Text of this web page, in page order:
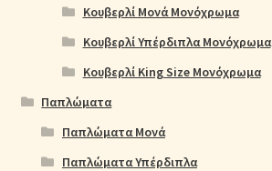
Κουβερλί Μονά Μονόχρωμα
Κουβερλί Υπέρδιπλα Μονόχρωμα
Κουβερλί King Size Μονόχρωμα
Παπλώματα
Παπλώματα Μονά
Παπλώματα Υπέρδιπλα